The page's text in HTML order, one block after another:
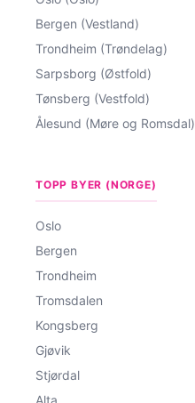
Bergen (Vestland)
Trondheim (Trøndelag)
Sarpsborg (Østfold)
Tønsberg (Vestfold)
Ålesund (Møre og Romsdal)
TOPP BYER (NORGE)
Oslo
Bergen
Trondheim
Tromsdalen
Kongsberg
Gjøvik
Stjørdal
Alta